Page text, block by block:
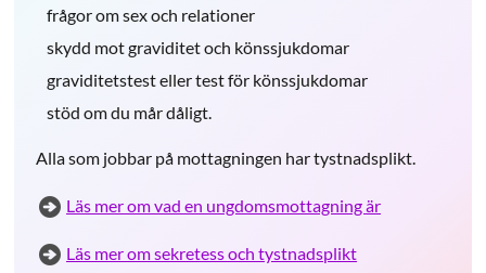
frågor om sex och relationer
skydd mot graviditet och könssjukdomar
graviditetstest eller test för könssjukdomar
stöd om du mår dåligt.
Alla som jobbar på mottagningen har tystnadsplikt.
Läs mer om vad en ungdomsmottagning är
Läs mer om sekretess och tystnadsplikt